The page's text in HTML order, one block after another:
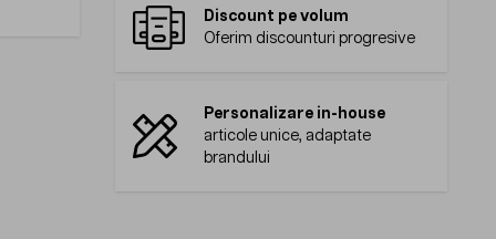
Discount pe volum
Oferim discounturi progresive
Personalizare in-house
articole unice, adaptate
brandului